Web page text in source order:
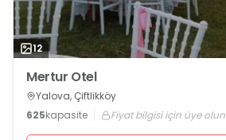
12
Mertur Otel
Yalova, Çiftlikköy
625kapasite Fiyat bilgisi için üye olun